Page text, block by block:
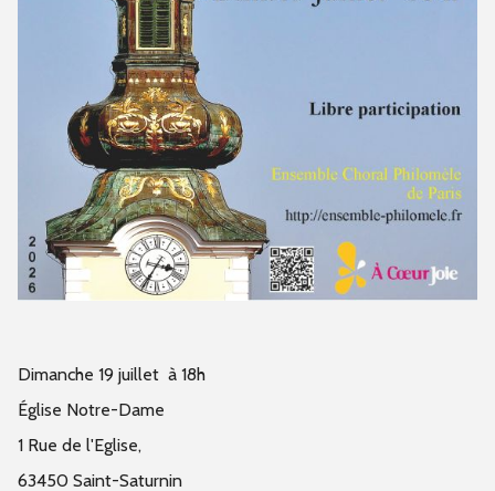
Dimanche 19 juillet à 18h
Église Notre-Dame
1 Rue de l'Eglise,
63450 Saint-Saturnin